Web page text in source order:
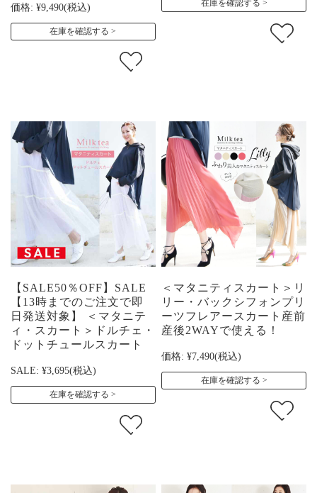
価格: ¥9,490(税込)
在庫を確認する
在庫を確認する
【SALE50％OFF】SALE
【13時までのご注文で即
日発送対象】 ＜マタニテ
ィ・スカート＞ドルチェ・
ドットチュールスカート
SALE: ¥3,695(税込)
在庫を確認する
＜マタニティスカート＞リ
リー・バックシフォンプリ
ーツフレアースカート産前
産後2WAYで使える！
価格: ¥7,490(税込)
在庫を確認する